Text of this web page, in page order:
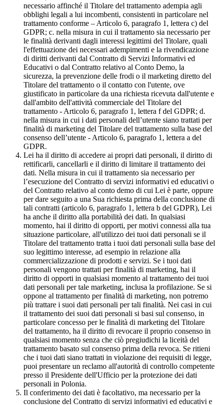
necessario affinché il Titolare del trattamento adempia agli
obblighi legali a lui incombenti, consistenti in particolare nel
trattamento conforme – Articolo 6, paragrafo 1, lettera c) del
GDPR; c. nella misura in cui il trattamento sia necessario per
le finalità derivanti dagli interessi legittimi del Titolare, quali
l'effettuazione dei necessari adempimenti e la rivendicazione
di diritti derivanti dal Contratto di Servizi Informativi ed
Educativi o dal Contratto relativo al Conto Demo, la
sicurezza, la prevenzione delle frodi o il marketing diretto del
Titolare del trattamento o il contatto con l'utente, ove
giustificato in particolare da una richiesta ricevuta dall'utente e
dall'ambito dell'attività commerciale del Titolare del
trattamento - Articolo 6, paragrafo 1, lettera f del GDPR; d.
nella misura in cui i dati personali dell’utente siano trattati per
finalità di marketing del Titolare del trattamento sulla base del
consenso dell’utente - Articolo 6, paragrafo 1, lettera a del
GDPR.
Lei ha il diritto di accedere ai propri dati personali, il diritto di
rettificarli, cancellarli e il diritto di limitare il trattamento dei
dati. Nella misura in cui il trattamento sia necessario per
l’esecuzione del Contratto di servizi informativi ed educativi o
del Contratto relativo al conto demo di cui Lei è parte, oppure
per dare seguito a una Sua richiesta prima della conclusione di
tali contratti (articolo 6, paragrafo 1, lettera b del GDPR), Lei
ha anche il diritto alla portabilità dei dati. In qualsiasi
momento, hai il diritto di opporti, per motivi connessi alla tua
situazione particolare, all'utilizzo dei tuoi dati personali se il
Titolare del trattamento tratta i tuoi dati personali sulla base del
suo legittimo interesse, ad esempio in relazione alla
commercializzazione di prodotti e servizi. Se i tuoi dati
personali vengono trattati per finalità di marketing, hai il
diritto di opporti in qualsiasi momento al trattamento dei tuoi
dati personali per tale marketing, inclusa la profilazione. Se si
oppone al trattamento per finalità di marketing, non potremo
più trattare i suoi dati personali per tali finalità. Nei casi in cui
il trattamento dei suoi dati personali si basi sul consenso, in
particolare concesso per le finalità di marketing del Titolare
del trattamento, ha il diritto di revocare il proprio consenso in
qualsiasi momento senza che ciò pregiudichi la liceità del
trattamento basato sul consenso prima della revoca. Se ritieni
che i tuoi dati siano trattati in violazione dei requisiti di legge,
puoi presentare un reclamo all'autorità di controllo competente
presso il Presidente dell'Ufficio per la protezione dei dati
personali in Polonia.
Il conferimento dei dati è facoltativo, ma necessario per la
conclusione del Contratto di servizi informativi ed educativi e